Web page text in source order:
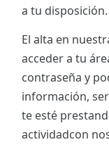
a tu disposición.
El alta en
acceder a tu
contraseña y
información,
te esté
actividadcon